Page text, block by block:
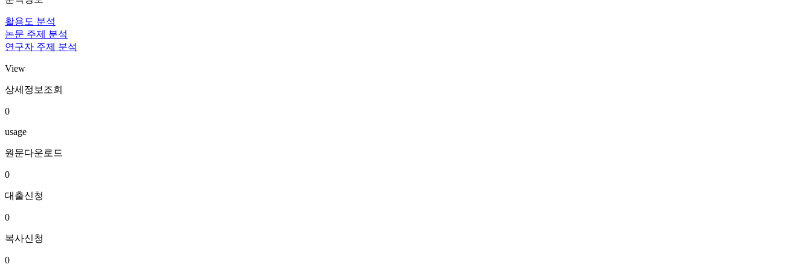
활용도 분석
논문 주제 분석
연구자 주제 분석
View
상세정보조회
0
usage
원문다운로드
0
대출신청
0
복사신청
0